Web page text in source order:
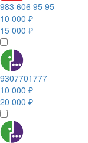
983 606 95 95
10 000 ₽
15 000 ₽
9307701777
10 000 ₽
20 000 ₽